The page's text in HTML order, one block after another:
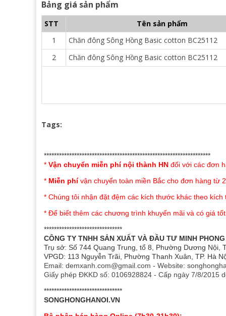
Chăn Đông Sông Hồng BC25112
Sản phẩm chăn đông đã bao gồm: vỏ
dặn. Sản phẩm dễ dàng tháo rời
Thiết kế kích thước: 150cmx210cm ,
Chăn
Bảng giá sản phẩm
STT
Tên sản phẩm
1
Chăn đông Sông Hồng Basic cotton BC25112
2
Chăn đông Sông Hồng Basic cotton BC25112
Tags:
******************************************************************
* Vận chuyển miễn phí nội thành HN đối với các đơn
* Miễn phívận chuyển toàn miền Bắc cho đơn hàng từ
* Chúng tôi nhận đặt đệm các kích thước khác theo
* Để biết thêm các chương trình khuyến mãi và có giá
*******************************
CÔNG TY TNHH SẢN XUẤT VÀ ĐẦU TƯ MINH PHONG
Trụ sở: Số 744 Quang Trung, tổ 8, Phường Dương Nội,
VPGD: 113 Nguyễn Trãi, Phường Thanh Xuân, TP. Hà
Email: demxanh.com@gmail.com - Website:
Giấy phép ĐKKD số: 0106928824 - Cấp ngày 7/8/2015
*******************************
SONGHONGHANOI.VN